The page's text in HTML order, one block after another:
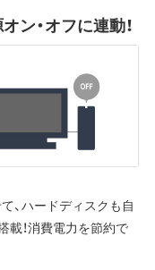
ン・オフに連動！
、ハードディスクも自
載！消費電力を節約で